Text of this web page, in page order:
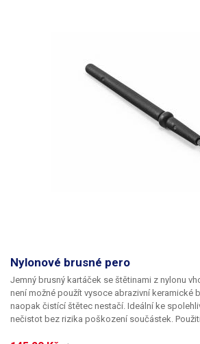
Nylonové brusné pero
Jemný brusný kartáček se štětinami z nylonu
není možné použít vysoce abrazivní keramické
naopak čistící štětec nestačí. Ideální ke
nečistot bez rizika poškození součástek.